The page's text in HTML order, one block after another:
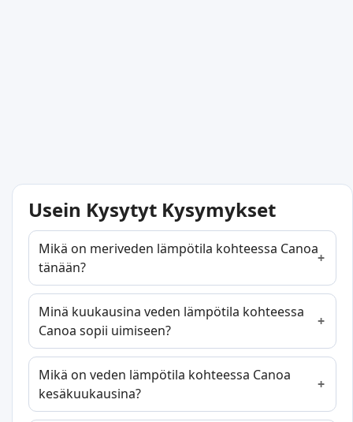
Usein Kysytyt Kysymykset
Mikä on meriveden lämpötila kohteessa Canoa
tänään?
Minä kuukausina veden lämpötila kohteessa
Canoa sopii uimiseen?
Mikä on veden lämpötila kohteessa Canoa
kesäkuukausina?